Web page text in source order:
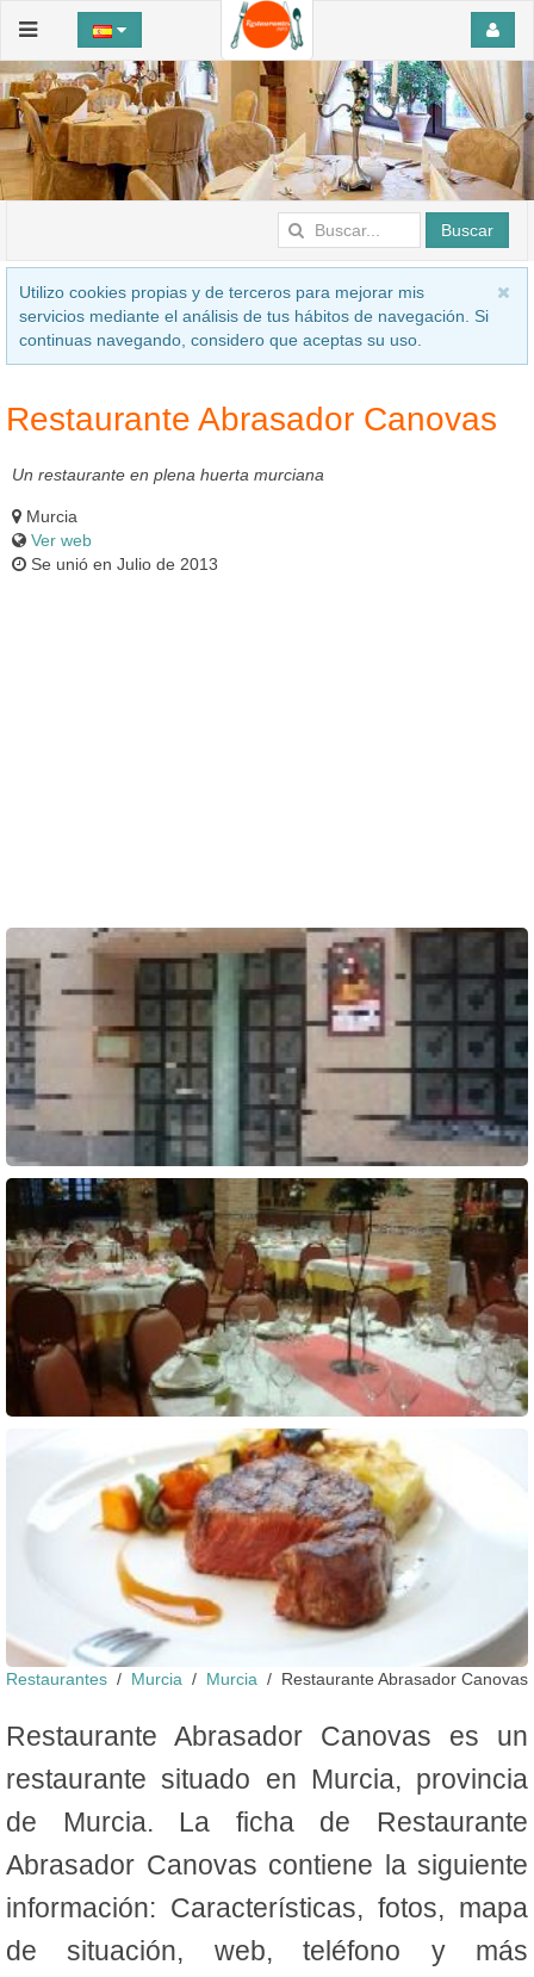
Buscar
Utilizo cookies propias y de terceros para mejorar mis
servicios mediante el análisis de tus hábitos de navegación. Si
continuas navegando, considero que aceptas su uso.
Restaurante Abrasador Canovas
Un restaurante en plena huerta murciana
Murcia
Ver web
Se unió en Julio de 2013
Restaurantes Murcia Murcia Restaurante Abrasador Canovas
Restaurante Abrasador Canovas es un
restaurante situado en Murcia, provincia
de Murcia. La ficha de Restaurante
Abrasador Canovas contiene la siguiente
información: Características, fotos, mapa
de situación, web, teléfono y más